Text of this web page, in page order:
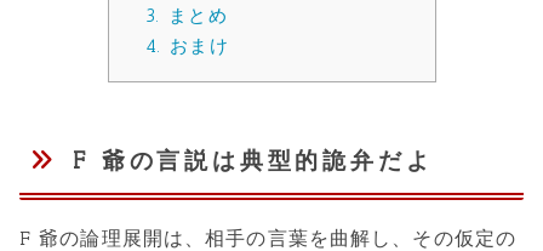
3.
まとめ
4. おまけ
F 爺の言説は典型的詭弁だよ
F 爺の論理展開は、相手の言葉を曲解し、その仮定の